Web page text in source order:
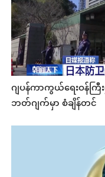
ဂျပန်ကာကွယ်ရေးဝန်က
ဘတ်ဂျက်မှာ စံချိန်တင်